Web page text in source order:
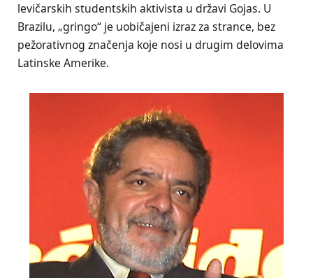
levičarskih studentskih aktivista u državi Gojas. U
Brazilu, „gringo“ je uobičajeni izraz za strance, bez
pežorativnog značenja koje nosi u drugim delovima
Latinske Amerike.